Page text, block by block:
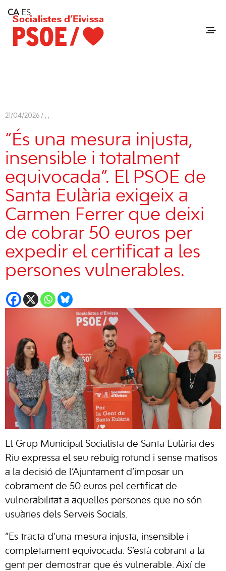
Consell Insular d'Eivissa
Services
Contact
21/04/2026 / , ,
“És una mesura injusta,
insensible i totalment
equivocada”. El PSOE de
Santa Eulària exigeix a
Carmen Ferrer que deixi
de cobrar 50 euros per
expedir el certificat a les
persones vulnerables.
El Grup Municipal Socialista de Santa Eulària des
Riu expressa el seu rebuig rotund i sense matisos
a la decisió de l’Ajuntament d’imposar un
cobrament de 50 euros pel certificat de
vulnerabilitat a aquelles persones que no són
usuàries dels Serveis Socials.
“Es tracta d’una mesura injusta, insensible i
completament equivocada. S’està cobrant a la
gent per demostrar que és vulnerable. Així de
CA ES